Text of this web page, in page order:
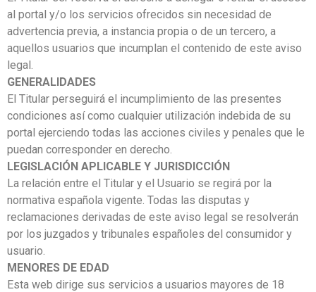
al portal y/o los servicios ofrecidos sin necesidad de
advertencia previa, a instancia propia o de un tercero, a
aquellos usuarios que incumplan el contenido de este aviso
legal.
GENERALIDADES
El Titular perseguirá el incumplimiento de las presentes
condiciones así como cualquier utilización indebida de su
portal ejerciendo todas las acciones civiles y penales que le
puedan corresponder en derecho.
LEGISLACIÓN APLICABLE Y JURISDICCIÓN
La relación entre el Titular y el Usuario se regirá por la
normativa española vigente. Todas las disputas y
reclamaciones derivadas de este aviso legal se resolverán
por los juzgados y tribunales españoles del consumidor y
usuario.
MENORES DE EDAD
Esta web dirige sus servicios a usuarios mayores de 18